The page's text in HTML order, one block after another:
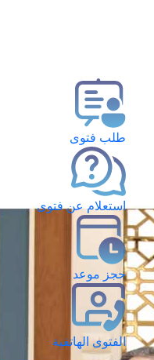
طلب فتوى
استعلام عن فتوى
حجز موعد
الفتوى الهاتفية